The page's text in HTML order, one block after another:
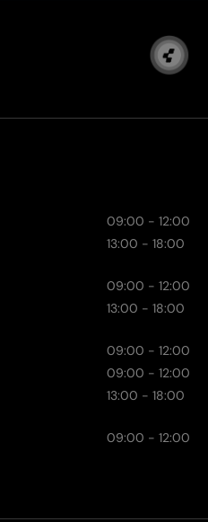
09:00 - 12:00
13:00 - 18:00
09:00 - 12:00
13:00 - 18:00
09:00 - 12:00
09:00 - 12:00
13:00 - 18:00
09:00 - 12:00